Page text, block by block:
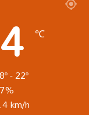
℃
- 22º
km/h